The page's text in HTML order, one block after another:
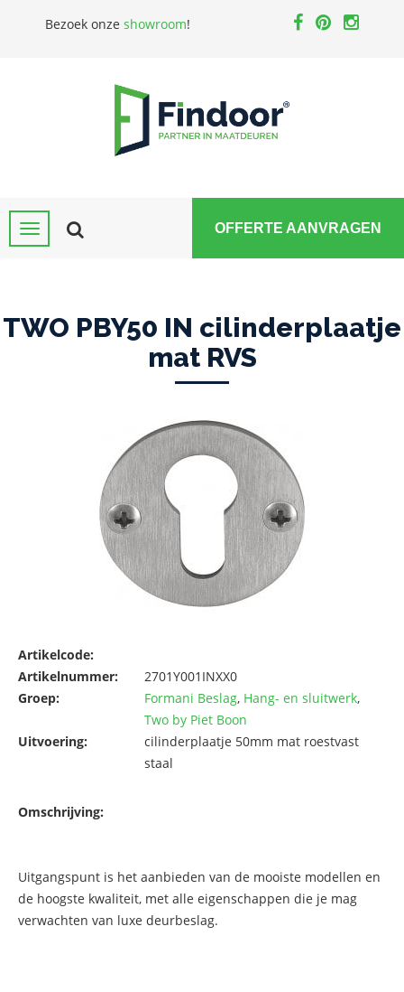
Bezoek onze showroom!
OFFERTE AANVRAGEN
TWO PBY50 IN cilinderplaatje
mat RVS
Artikelcode:
Artikelnummer:
2701Y001INXX0
Groep:
Formani Beslag, Hang- en sluitwerk,
Two by Piet Boon
Uitvoering:
cilinderplaatje 50mm mat roestvast
staal
Omschrijving:
Uitgangspunt is het aanbieden van de mooiste modellen en
de hoogste kwaliteit, met alle eigenschappen die je mag
verwachten van luxe deurbeslag.